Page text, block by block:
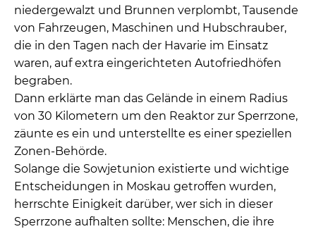
niedergewalzt und Brunnen verplombt, Tausende
von Fahrzeugen, Maschinen und Hubschrauber,
die in den Tagen nach der Havarie im Einsatz
waren, auf extra eingerichteten Autofriedhöfen
begraben.
Dann erklärte man das Gelände in einem Radius
von 30 Kilometern um den Reaktor zur Sperrzone,
zäunte es ein und unterstellte es einer speziellen
Zonen-Behörde.
Solange die Sowjetunion existierte und wichtige
Entscheidungen in Moskau getroffen wurden,
herrschte Einigkeit darüber, wer sich in dieser
Sperrzone aufhalten sollte: Menschen, die ihre